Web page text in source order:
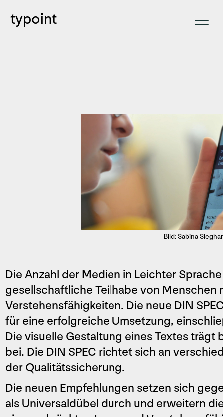
typoint
Bild: Sabina
Die Anzahl der Medien in Leichter
gesellschaftliche Teilhabe von Menschen
Verstehensfähigkeiten. Die neue DIN
für eine erfolgreiche Umsetzung,
Die visuelle Gestaltung eines Textes
bei. Die DIN SPEC richtet sich an
der Qualitätssicherung.
Die neuen Empfehlungen setzen sich
als Universaldübel durch und erweitern